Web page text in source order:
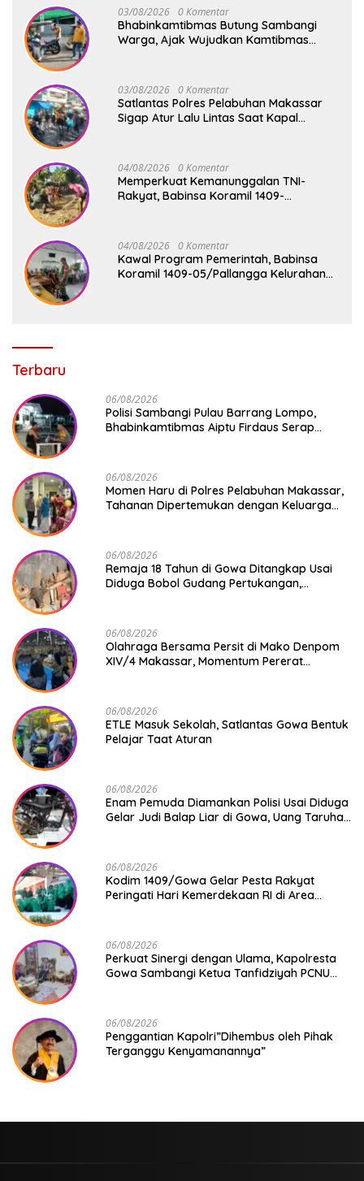
03/08/2026 0 Komentar
Bhabinkamtibmas Butung Sambangi
Warga, Ajak Wujudkan Kamtibmas
03/08/2026 0 Komentar
Satlantas Polres Pelabuhan Makassar
Sigap Atur Lalu Lintas Saat Kapal
04/08/2026 0 Komentar
Memperkuat Kemanunggalan TNI-
Rakyat, Babinsa Koramil 1409-
04/08/2026 0 Komentar
Kawal Program Pemerintah, Babinsa
Koramil 1409-05/Pallangga Kelurahan
Terbaru
06/08/2026
Polisi Sambangi Pulau Barrang Lompo,
Bhabinkamtibmas Aiptu Firdaus Serap
06/08/2026
Momen Haru di Polres Pelabuhan Makassar,
Tahanan Dipertemukan dengan Keluarga
06/08/2026
Remaja 18 Tahun di Gowa Ditangkap Usai
Diduga Bobol Gudang Pertukangan,
06/08/2026
Olahraga Bersama Persit di Mako Denpom
XIV/4 Makassar, Momentum Pererat
06/08/2026
ETLE Masuk Sekolah, Satlantas Gowa Bentuk
Pelajar Taat Aturan
06/08/2026
Enam Pemuda Diamankan Polisi Usai Diduga
Gelar Judi Balap Liar di Gowa, Uang Taruhan
06/08/2026
Kodim 1409/Gowa Gelar Pesta Rakyat
Peringati Hari Kemerdekaan RI di Area
06/08/2026
Perkuat Sinergi dengan Ulama, Kapolresta
Gowa Sambangi Ketua Tanfidziyah PCNU
06/08/2026
Penggantian Kapolri”Dihembus oleh Pihak
Terganggu Kenyamanannya”